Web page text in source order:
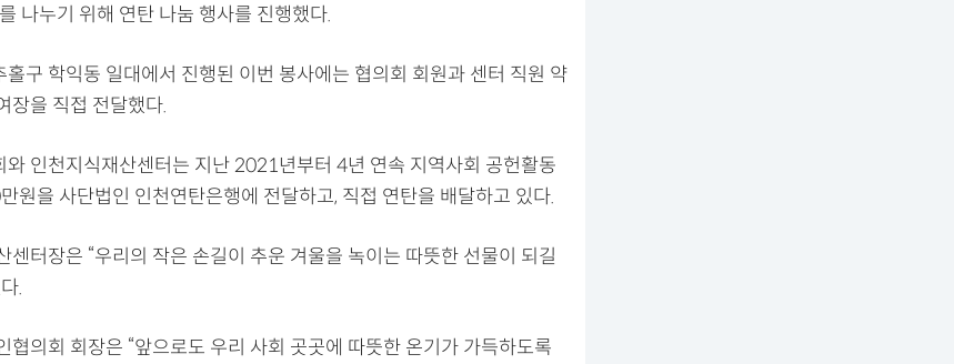
나누기 위해 연탄 나눔 행사를 진행했다.
구 학익동 일대에서 진행된 이번 봉사에는 협의회 회원과 센터 직원 약
을 직접 전달했다.
와 인천지식재산센터는 지난 2021년부터 4년 연속 지역사회 공헌활동
원을 사단법인 인천연탄은행에 전달하고, 직접 연탄을 배달하고 있다.
센터장은 “우리의 작은 손길이 추운 겨울을 녹이는 따뜻한 선물이 되길
.
협의회 회장은 “앞으로도 우리 사회 곳곳에 따뜻한 온기가 가득하도록